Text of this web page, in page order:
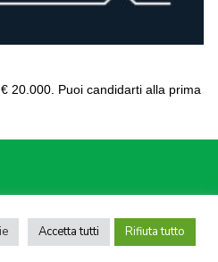
Accetta tutti Rifiuta tutto
20.000. Puoi candidarti alla prima